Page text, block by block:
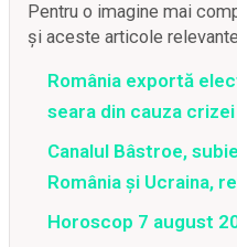
Pentru o imagine mai
și aceste articole
România exportă
seara din cauza
Canalul Bâstroe,
România și Ucraina,
Horoscop 7 august